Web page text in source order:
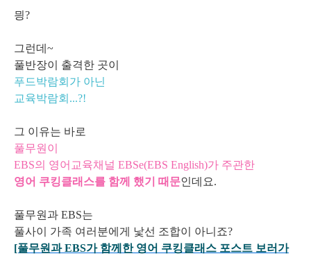
믱?
그런데~
풀반장이 출격한 곳이
푸드박람회가 아닌
교육박람회...?!
그 이유는 바로
풀무원이
EBS의 영어교육채널 EBSe(EBS English)가 주관한
영어 쿠킹클래스를 함께 했기 때문인데요.
풀무원과 EBS는
풀사이 가족 여러분에게 낯선 조합이 아니죠?
[풀무원과 EBS가 함께한 영어 쿠킹클래스 포스트 보러가